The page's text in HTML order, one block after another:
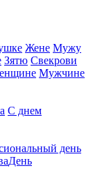
Жене Мужу
Зятю Свекрови
Мужчине
С днем
день
День